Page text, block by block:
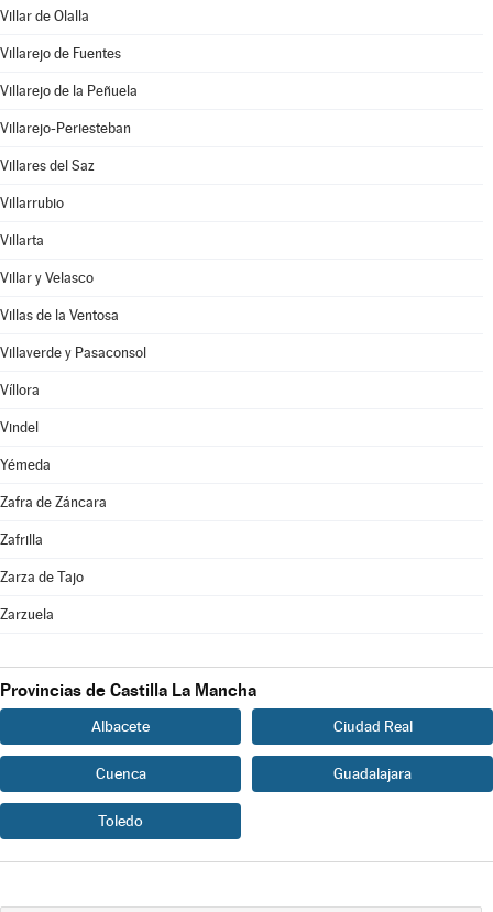
Villar de Olalla
Villarejo de Fuentes
Villarejo de la Peñuela
Villarejo-Periesteban
Villares del Saz
Villarrubio
Villarta
Villar y Velasco
Villas de la Ventosa
Villaverde y Pasaconsol
Víllora
Vindel
Yémeda
Zafra de Záncara
Zafrilla
Zarza de Tajo
Zarzuela
Provincias de Castilla La Mancha
Albacete Ciudad Real
Cuenca Guadalajara
Toledo